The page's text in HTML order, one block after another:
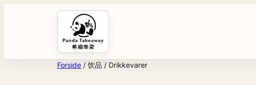
Forside / 饮品 / Drikkevarer